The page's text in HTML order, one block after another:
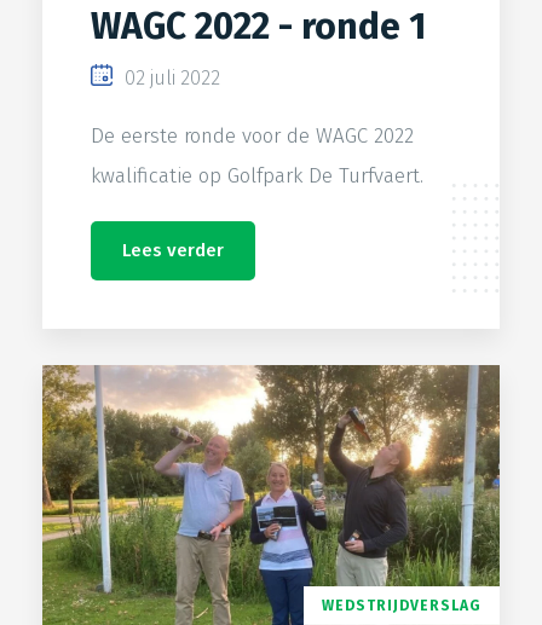
WAGC 2022 - ronde 1
02 juli 2022
De eerste ronde voor de WAGC 2022
kwalificatie op Golfpark De Turfvaert.
Lees verder
WEDSTRIJDVERSLAG